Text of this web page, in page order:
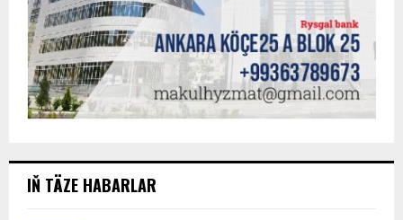
IŇ TÄZE HABARLAR